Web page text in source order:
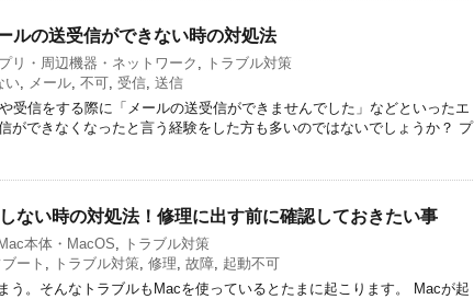
ルの送受信ができない時の対処法
リ・周辺機器・ネットワーク,
トラブル対策
い, メール, 不可, 受信, 送信
受信をする際に「メールの送受信ができませんでした」などといったエ
ができなくなったと言う経験をした方も多いのではないでしょうか？ プ
ない時の対処法！修理に出す前に確認しておきたい事
Mac本体・MacOS,
トラブル対策
ート , トラブル対策, 修理, 故障, 起動不可
う。そんなトラブルもMacを使っているとたまに起こります。 Macが起